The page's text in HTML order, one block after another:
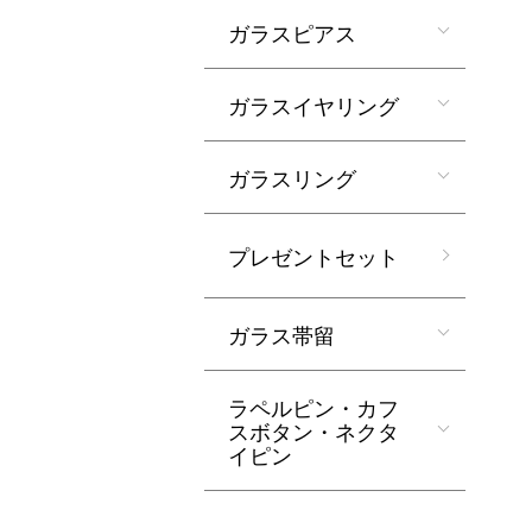
ガラスピアス
ガラスイヤリング
ガラスリング
プレゼントセット
ガラス帯留
ラペルピン・カフ
スボタン・ネクタ
イピン